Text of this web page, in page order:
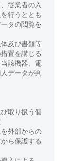
従業者の入
行うととも
タの閲覧を
及び書類等
置を講じる
該機器、電
データが判
取り扱う個
外部からの
ら保護する